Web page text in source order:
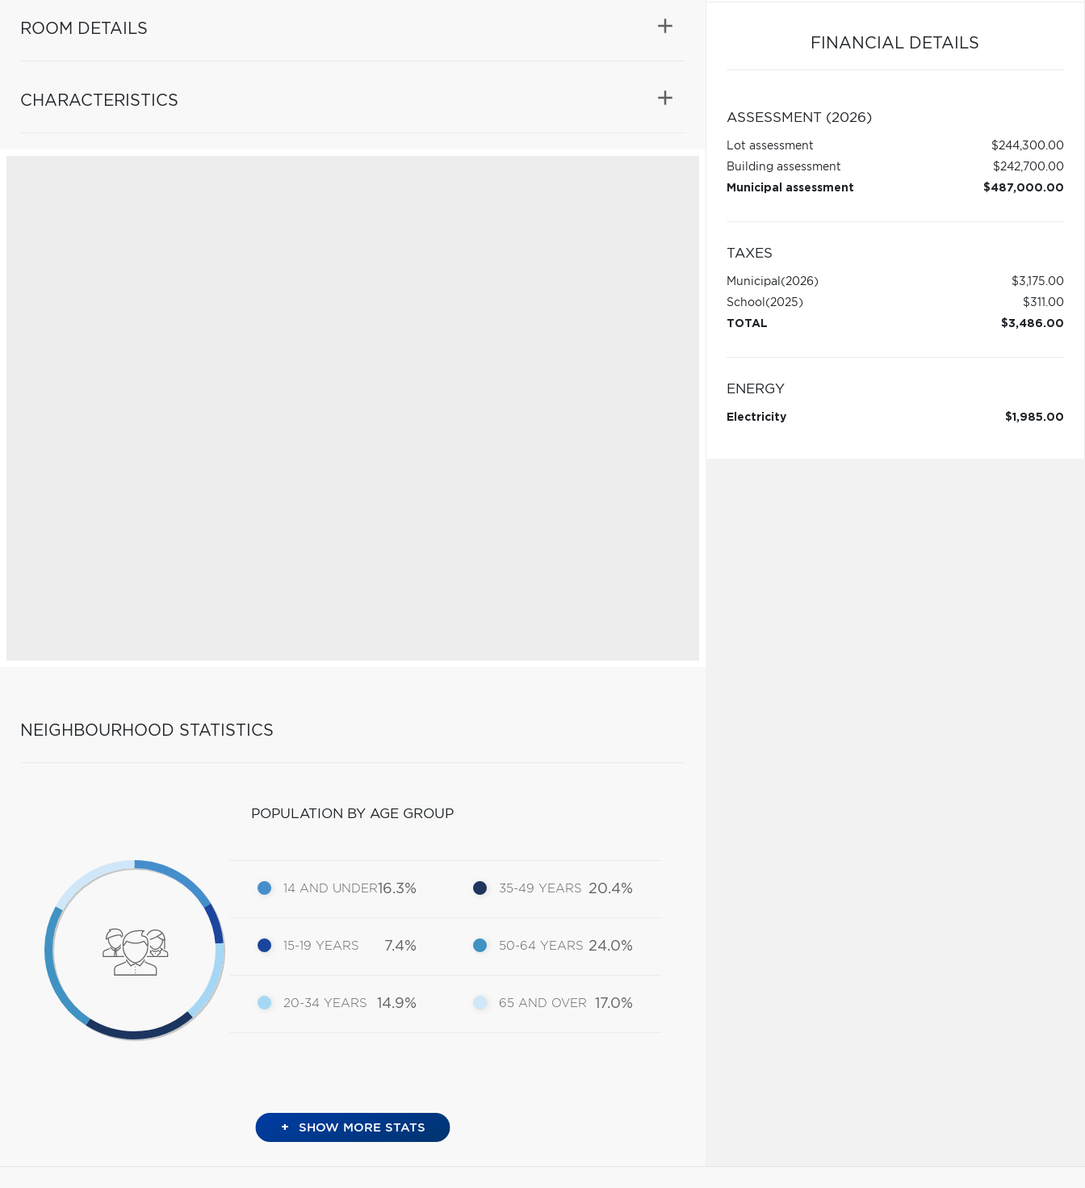
ROOM DETAILS
CHARACTERISTICS
NEIGHBOURHOOD STATISTICS
POPULATION BY AGE GROUP
14 AND UNDER16.3%
15-19 YEARS 7.4%
20-34 YEARS 14.9%
35-49 YEARS 20.4%
50-64 YEARS 24.0%
65 AND OVER 17.0%
+ SHOW MORE STATS
FINANCIAL DETAILS
ASSESSMENT (2026)
Lot assessment
$244,300.00
Building assessment
$242,700.00
Municipal assessment
$487,000.00
TAXES
Municipal (2026)
$3,175.00
School (2025)
$311.00
TOTAL
$3,486.00
ENERGY
Electricity $1,985.00